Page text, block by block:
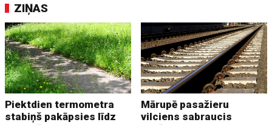
ZIŅAS
Piektdien termometra
stabiņš pakāpsies līdz
Mārupē pasažieru
vilciens sabraucis